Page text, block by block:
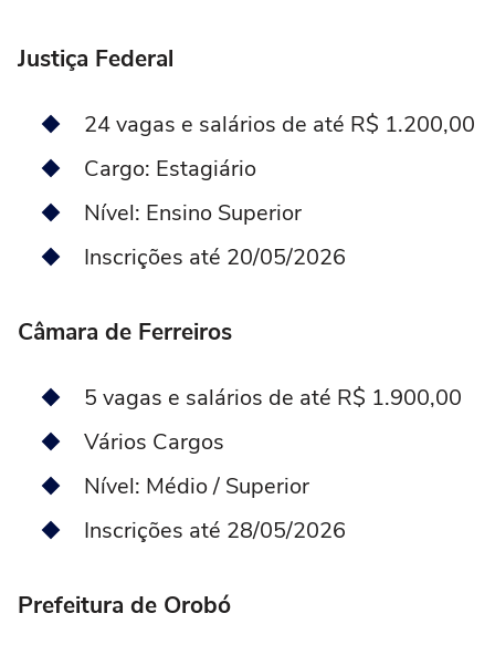
Justiça Federal
24 vagas e salários de até R$ 1.200,00
Cargo: Estagiário
Nível: Ensino Superior
Inscrições até 20/05/2026
Câmara de Ferreiros
5 vagas e salários de até R$ 1.900,00
Vários Cargos
Nível: Médio / Superior
Inscrições até 28/05/2026
Prefeitura de Orobó